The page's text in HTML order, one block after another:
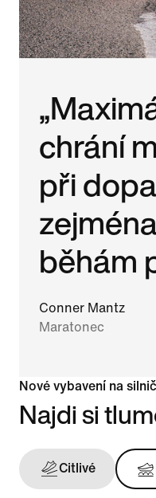
chrání
při
běhám
Conner Mantz
Maratonec
Nové vybavení na
Najdi si
Citlivé